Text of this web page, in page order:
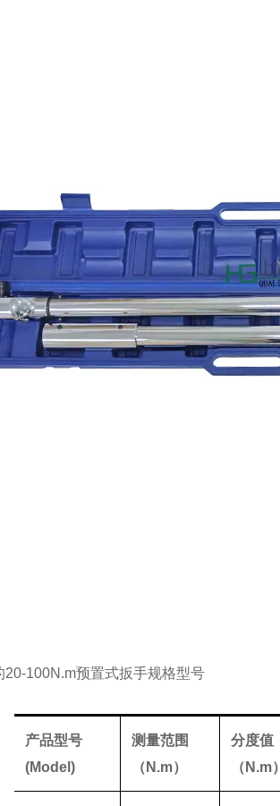
20-100N.m预置式扳手规格型号
产品型号
(Model)
测量范围
（ N.m）
分度值
（ N.m）